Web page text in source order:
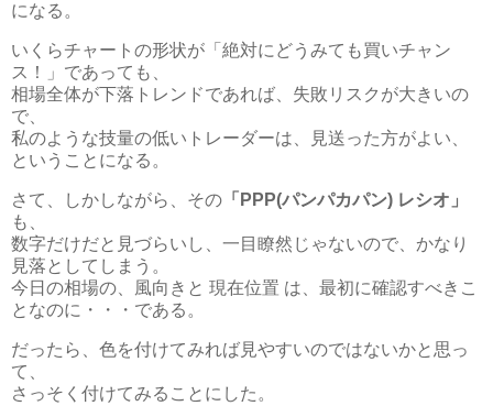
になる。
いくらチャートの形状が「絶対にどうみても買いチャン
ス！」であっても、
相場全体が下落トレンドであれば、失敗リスクが大きいの
で、
私のような技量の低いトレーダーは、見送った方がよい、
ということになる。
さて、しかしながら、その 「PPP(パンパカパン) レシオ」
も、
数字だけだと見づらいし、一目瞭然じゃないので、かなり
見落としてしまう。
今日の相場の、風向きと 現在位置 は、最初に確認すべきこ
となのに・・・である。
だったら、色を付けてみれば見やすいのではないかと思っ
て、
さっそく付けてみることにした。